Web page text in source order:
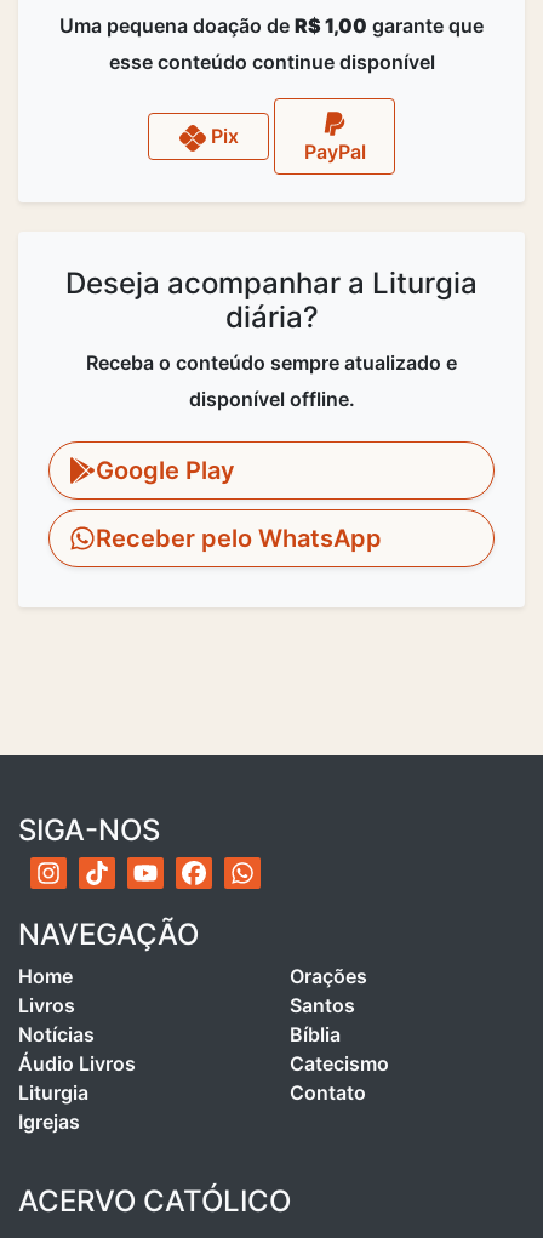
Uma pequena doação de R$ 1,00 garante que
esse conteúdo continue disponível
Pix
PayPal
Deseja acompanhar a Liturgia
diária?
Receba o conteúdo sempre atualizado e
disponível offline.
Google Play
Receber pelo WhatsApp
SIGA-NOS
NAVEGAÇÃO
Home
Livros
Notícias
Áudio Livros
Liturgia
Igrejas
Orações
Santos
Bíblia
Catecismo
Contato
ACERVO CATÓLICO